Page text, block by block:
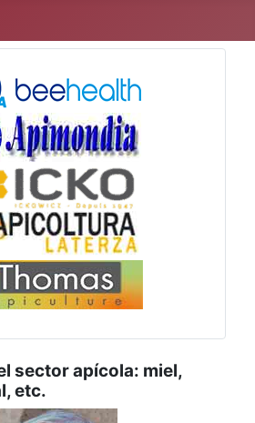
sector apícola: miel,
etc.